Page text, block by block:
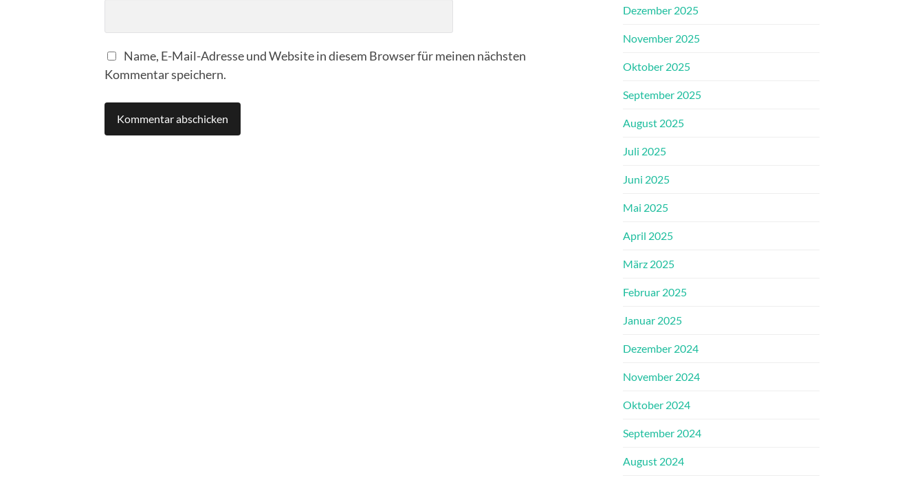
Name, E-Mail-Adresse und Website in diesem Browser für meinen nächsten
Kommentar speichern.
Dezember 2025
November 2025
Oktober 2025
September 2025
August 2025
Juli 2025
Juni 2025
Mai 2025
April 2025
März 2025
Februar 2025
Januar 2025
Dezember 2024
November 2024
Oktober 2024
September 2024
August 2024